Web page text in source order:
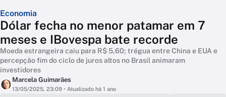
Economia
Dólar fecha no menor patamar em 7
meses e IBovespa bate recorde
Moeda estrangeira caiu para R$ 5,60; trégua entre China e EUA e
percepção fim do ciclo de juros altos no Brasil animaram
investidores
Marcela Guimarães
13/05/2025, 23:09 • Atualizado há 1 ano